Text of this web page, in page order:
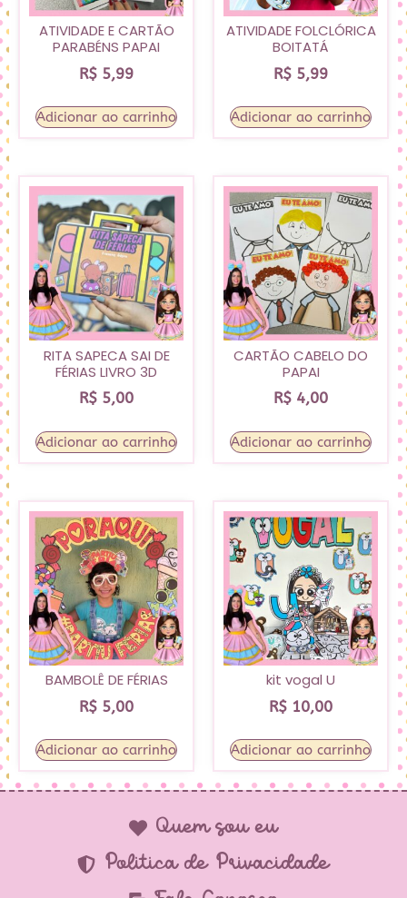
ATIVIDADE E CARTÃO
PARABÉNS PAPAI
R$ 5,99
Adicionar ao carrinho
ATIVIDADE FOLCLÓRICA
BOITATÁ
R$ 5,99
Adicionar ao carrinho
RITA SAPECA SAI DE
FÉRIAS LIVRO 3D
R$ 5,00
Adicionar ao carrinho
CARTÃO CABELO DO
PAPAI
R$ 4,00
Adicionar ao carrinho
BAMBOLÊ DE FÉRIAS
R$ 5,00
Adicionar ao carrinho
kit vogal U
R$ 10,00
Adicionar ao carrinho
Quem sou eu
Política de Privacidade